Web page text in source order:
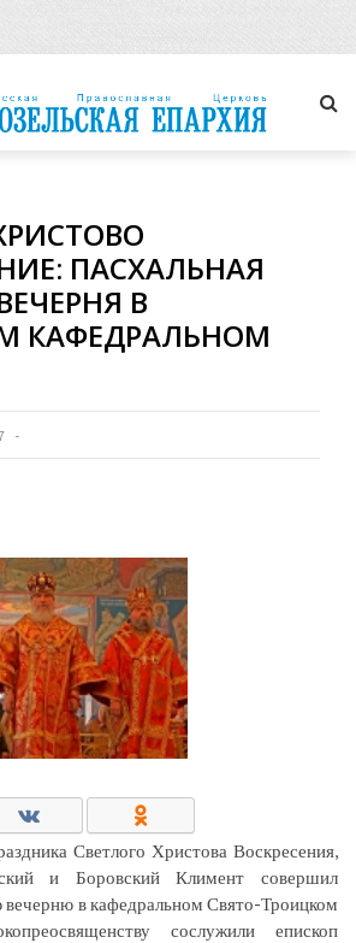
ПАСХАЛЬНАЯ
В
КАФЕДРАЛЬНОМ
Светлого Христова Воскресения,
и Боровский Климент совершил
в кафедральном Свято-Троицком
сослужили епископ